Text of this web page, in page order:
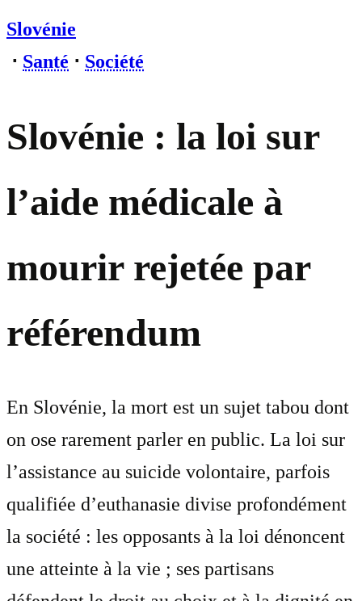
Slovénie
⋅ Santé ⋅ Société
Slovénie : la loi sur
l’aide médicale à
mourir rejetée par
référendum
En Slovénie, la mort est un sujet tabou dont
on ose rarement parler en public. La loi sur
l’assistance au suicide volontaire, parfois
qualifiée d’euthanasie divise profondément
la société : les opposants à la loi dénoncent
une atteinte à la vie ; ses partisans